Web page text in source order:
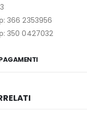
366 2353956
350 0427032